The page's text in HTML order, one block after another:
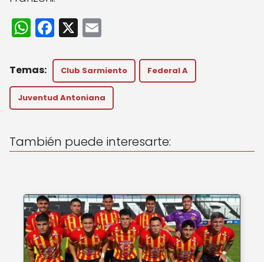
W
h
a
ts
A
p
F
a
c
e
b
o
k
X
ai
l
Club Sarmiento Federal A
Juventud Antoniana
También puede interesarte: